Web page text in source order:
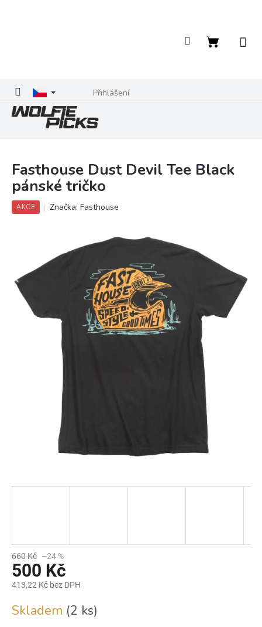
Přihlášení
Nákupní
Fasthouse Dust Devil Tee Black
pánské tričko
AKCE Značka: Fasthouse
660 Kč –24 %
500 Kč
413,22 Kč bez DPH
cena:
Skladem (2 ks)